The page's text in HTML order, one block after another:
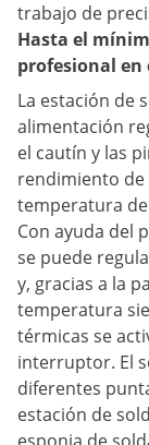
trabajo de
Hasta el
profesional
La estación de
alimentación
el cautín y las
rendimiento de
temperatura de
Con ayuda del
se puede
y, gracias a la
temperatura
térmicas se
interruptor. El
diferentes
estación de